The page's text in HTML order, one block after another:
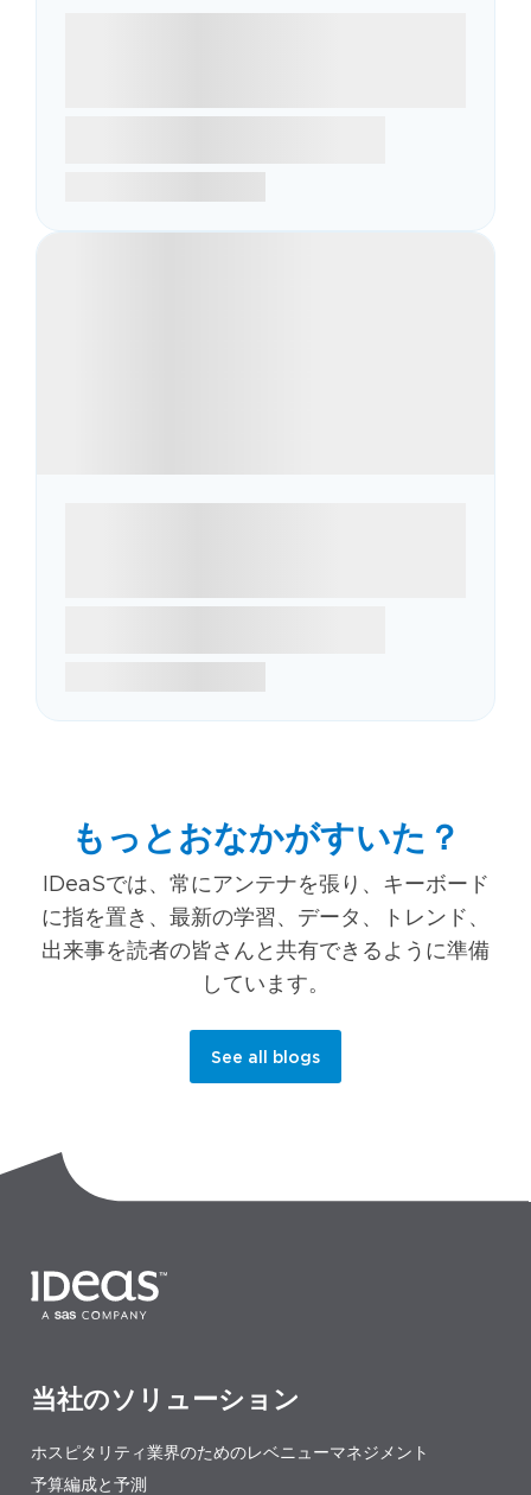
もっとおなかがすいた？
IDeaSでは、常にアンテナを張り、キーボード
に指を置き、最新の学習、データ、トレンド、
出来事を読者の皆さんと共有できるように準備
しています。
See all blogs
当社のソリューション
ホスピタリティ業界のためのレベニューマネジメント
予算編成と予測